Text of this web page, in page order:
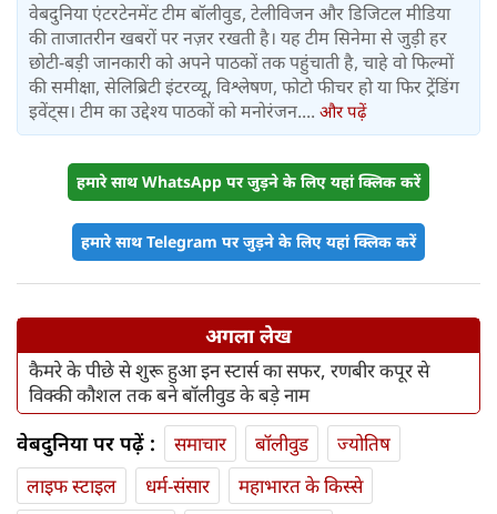
वेबदुनिया एंटरटेनमेंट टीम बॉलीवुड, टेलीविजन और डिजिटल मीडिया
की ताजातरीन खबरों पर नज़र रखती है। यह टीम सिनेमा से जुड़ी हर
छोटी-बड़ी जानकारी को अपने पाठकों तक पहुंचाती है, चाहे वो फिल्मों
की समीक्षा, सेलिब्रिटी इंटरव्यू, विश्लेषण, फोटो फीचर हो या फिर ट्रेंडिंग
इवेंट्स। टीम का उद्देश्य पाठकों को मनोरंजन.... और पढ़ें
हमारे साथ WhatsApp पर जुड़ने के लिए यहां क्लिक करें
हमारे साथ Telegram पर जुड़ने के लिए यहां क्लिक करें
अगला लेख
कैमरे के पीछे से शुरू हुआ इन स्टार्स का सफर, रणबीर कपूर से
विक्की कौशल तक बने बॉलीवुड के बड़े नाम
वेबदुनिया पर पढ़ें : समाचार बॉलीवुड
ज्योतिष
लाइफ स्‍टाइल
धर्म-संसार
महाभारत के किस्से